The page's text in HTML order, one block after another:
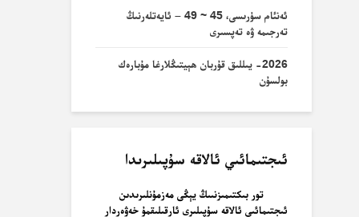
ئەنئام سۈرىسى، 45 ~ 49 – ئايەتلەرنىڭ
تەرجىمە ۋە تەپسىرى
2026- يىللىق قۇربان ھېيتىڭلارغا مۇبارەك
بولسۇن
ئىجتىمائىي ئالاقە سۇپىلىرىدا
تور بىكتىمىزنىىڭ يېڭى مەزمۇنلىرىدىن
ئىجتىمائىي ئالاقە سۇپىلىرى ئارقىلىقمۇ خەۋەردار